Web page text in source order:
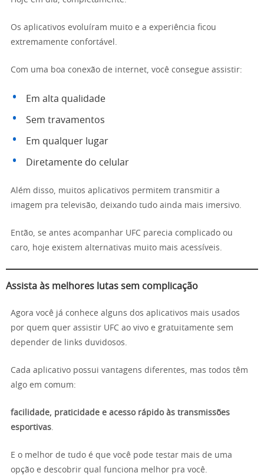
Os aplicativos evoluíram muito e a experiência ficou
extremamente confortável.
Com uma boa conexão de internet, você consegue assistir:
Em alta qualidade
Sem travamentos
Em qualquer lugar
Diretamente do celular
Além disso, muitos aplicativos permitem transmitir a
imagem pra televisão, deixando tudo ainda mais imersivo.
Então, se antes acompanhar UFC parecia complicado ou
caro, hoje existem alternativas muito mais acessíveis.
Assista às melhores lutas sem complicação
Agora você já conhece alguns dos aplicativos mais usados
por quem quer assistir UFC ao vivo e gratuitamente sem
depender de links duvidosos.
Cada aplicativo possui vantagens diferentes, mas todos têm
algo em comum:
facilidade, praticidade e acesso rápido às transmissões
esportivas.
E o melhor de tudo é que você pode testar mais de uma
opção e descobrir qual funciona melhor pra você.